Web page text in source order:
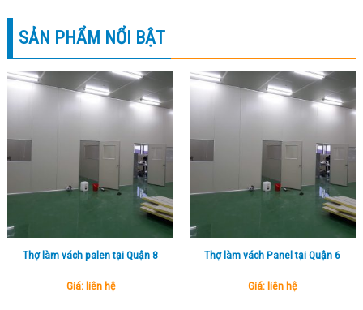
SẢN PHẨM NỔI BẬT
Thợ làm vách palen tại Quận 8
Giá: liên hệ
Thợ làm vách Panel tại Quận 6
Giá: liên hệ